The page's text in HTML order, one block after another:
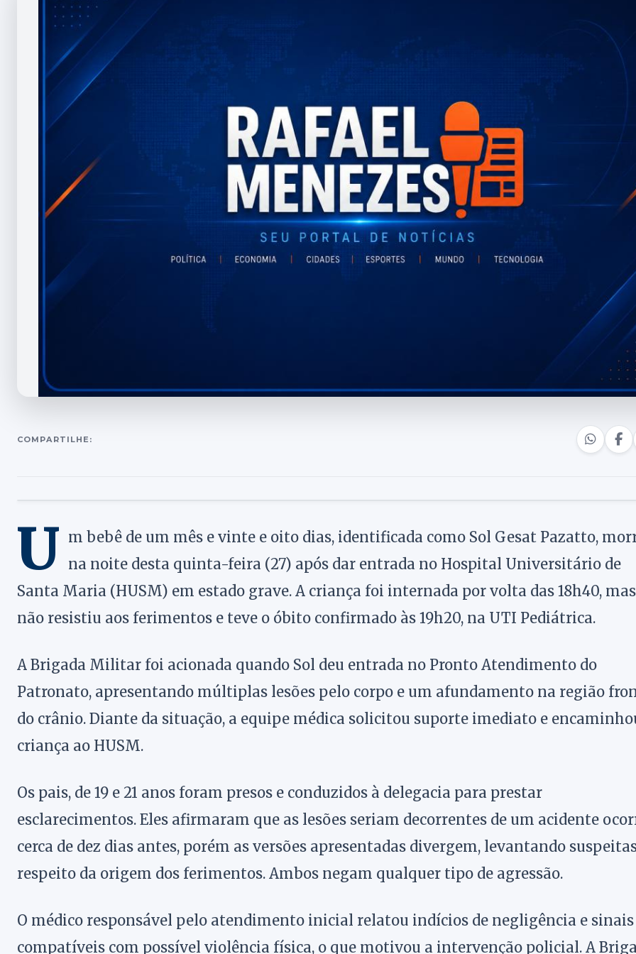
COMPARTILHE:
U m bebê de um mês e vinte e oito dias, identificada como Sol Gesat Pazatto,
na noite desta quinta-feira (27) após dar entrada no Hospital Universitário de
Santa Maria (HUSM) em estado grave. A criança foi internada por volta das 18h40, mas
não resistiu aos ferimentos e teve o óbito confirmado às 19h20, na UTI Pediátrica.
A Brigada Militar foi acionada quando Sol deu entrada no Pronto Atendimento do
Patronato, apresentando múltiplas lesões pelo corpo e um afundamento na região
do crânio. Diante da situação, a equipe médica solicitou suporte imediato e
criança ao HUSM.
Os pais, de 19 e 21 anos foram presos e conduzidos à delegacia para prestar
esclarecimentos. Eles afirmaram que as lesões seriam decorrentes de um acidente
cerca de dez dias antes, porém as versões apresentadas divergem, levantando
respeito da origem dos ferimentos. Ambos negam qualquer tipo de agressão.
O médico responsável pelo atendimento inicial relatou indícios de negligência e sinais
compatíveis com possível violência física, o que motivou a intervenção policial. A